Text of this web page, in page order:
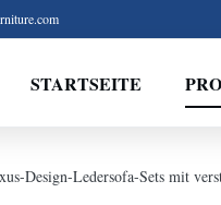
STARTSEITE
Design-Ledersofa-Sets mit